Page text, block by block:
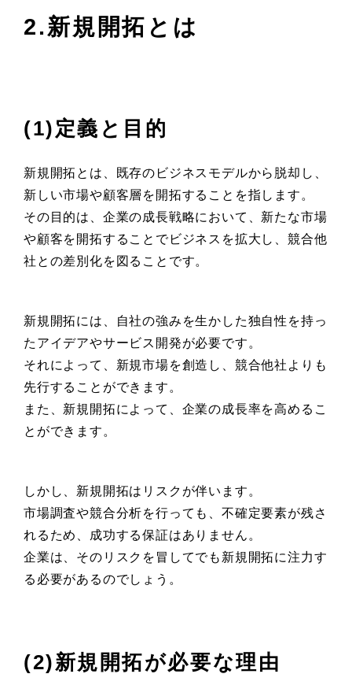
2.新規開拓とは
(1)定義と目的
新規開拓とは、既存のビジネスモデルから脱却し、
新しい市場や顧客層を開拓することを指します。
その目的は、企業の成長戦略において、新たな市場
や顧客を開拓することでビジネスを拡大し、競合他
社との差別化を図ることです。
新規開拓には、自社の強みを生かした独自性を持っ
たアイデアやサービス開発が必要です。
それによって、新規市場を創造し、競合他社よりも
先行することができます。
また、新規開拓によって、企業の成長率を高めるこ
とができます。
しかし、新規開拓はリスクが伴います。
市場調査や競合分析を行っても、不確定要素が残さ
れるため、成功する保証はありません。
企業は、そのリスクを冒してでも新規開拓に注力す
る必要があるのでしょう。
(2)新規開拓が必要な理由